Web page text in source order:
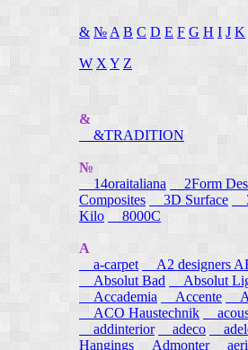
& № A B C D E F G H I J K
W X Y Z
&
&TRADITION
№
14oraitaliana
2Form
Composites
3D Surface
Kilo
8000C
A
a-carpet
A2 designers
Absolut Bad
Absolut
Accademia
Accente
ACO Haustechnik
addinterior
adeco
Hangings Admonter